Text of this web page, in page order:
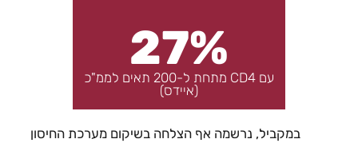
27%
עם CD4 מתחת ל-200 תאים לממ"כ
(איידס)
במקביל, נרשמה אף הצלחה בשיקום מערכת החיסון